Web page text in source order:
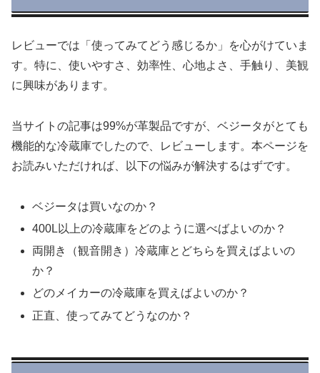
レビューでは「使ってみてどう感じるか」を心がけていま
す。特に、使いやすさ、効率性、心地よさ、手触り、美観
に興味があります。
当サイトの記事は99%が革製品ですが、ベジータがとても
機能的な冷蔵庫でしたので、レビューします。本ページを
お読みいただければ、以下の悩みが解決するはずです。
ベジータは買いなのか？
400L以上の冷蔵庫をどのように選べばよいのか？
両開き（観音開き）冷蔵庫とどちらを買えばよいの
か？
どのメイカーの冷蔵庫を買えばよいのか？
正直、使ってみてどうなのか？